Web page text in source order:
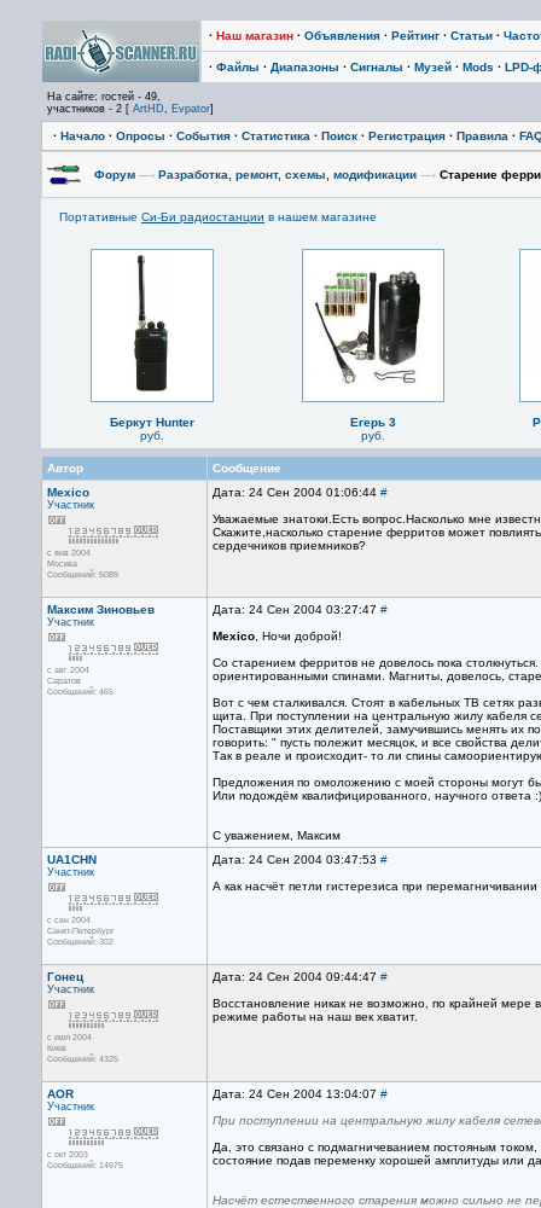
· Наш магазин · Объявления · Рейтинг · Статьи ·
· Файлы · Диапазоны · Сигналы · Музей · Mods · LPD-
На сайте: гостей - 49,
участников - 2 [ ArtHD, Evpator]
· Начало · Опросы · События · Статистика · Поиск · Регистрация · Правила ·
Форум —› Разработка, ремонт, схемы, модификации —› Старение
Портативные Си-Би радиостанции в нашем магазине
Беркут Hunter
руб.
Егерь 3
руб.
Автор
Сообщение
Mexico
Участник
с янв 2004
Москва
Сообщений: 5089
Дата: 24 Сен 2004 01:06:44 #
Уважаемые знатоки.Есть вопрос.Насколько мне
Скажите,насколько старение ферритов может
сердечников приемников?
Максим Зиновьев
Участник
с авг 2004
Саратов
Сообщений: 465
Дата: 24 Сен 2004 03:27:47 #
Mexico , Ночи доброй!
Со старением ферритов не довелось пока
ориентированными спинами. Магниты, довелось,
Вот с чем сталкивался. Стоят в кабельных ТВ сетях
щита. При поступлении на центральную жилу кабеля
Поставщики этих делителей, замучившись менять их
говорить: " пусть полежит месяцок, и все свойства
Так в реале и происходит- то ли спины
Предложения по омоложению с моей стороны могут
Или подождём квалифицированного, научного ответа
С уважением, Максим
UA1CHN
Участник
с сен 2004
Санкт-Петербург
Сообщений: 302
Дата: 24 Сен 2004 03:47:53 #
А как насчёт петли гистерезиса при
Гонец
Участник
с июл 2004
Киев
Сообщений: 4325
Дата: 24 Сен 2004 09:44:47 #
Восстановление никак не возможно, по крайней мере
режиме работы на наш век хватит.
AOR
Участник
с окт 2003
Сообщений: 14675
Дата: 24 Сен 2004 13:04:07 #
При поступлении на центральную жилу кабеля
Да, это связано с подмагничеванием постояным
состояние подав переменку хорошей амплитуды или
Насчёт естественного старения можно сильно не